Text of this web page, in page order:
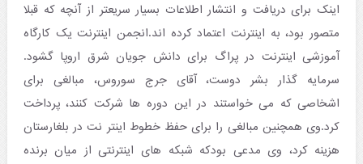
اینک برای دریافت و انتشار اطلاعات بسیار سریعتر از آنچه که قبلا
متصور بود، به اینترنت اعتماد کرده اند.انجمن اینترنت یک کارگاه
آموزشی اینترنت در پراگ برای دانش جویان شرق اروپا گشود.
سرمایه گذار بشر دوست، آقای جرج سوروس، مبالغی برای
اشخاصی که می خواستند در این دوره ها شرکت کنند، پرداخت
کرد.وی همچنین مبالغی را برای حفظ خطوط اینتر نت در بلغارستان
هزینه کرد، وی مدعی بودکه شبکه های اینترنتی از میان برنده